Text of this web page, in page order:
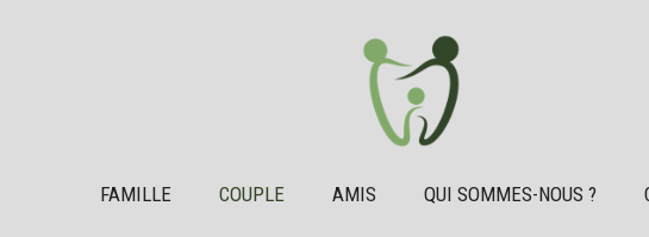
FAMILLE COUPLE AMIS QUI SOMMES-NOUS ?